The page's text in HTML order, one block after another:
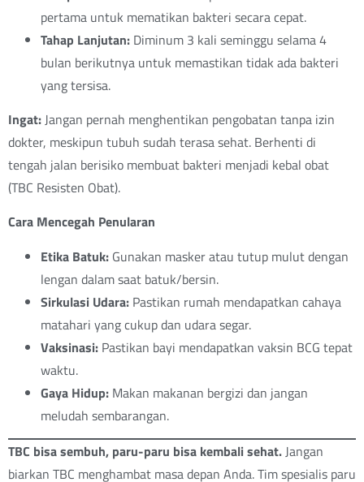
pertama untuk mematikan bakteri secara cepat.
Tahap Lanjutan: Diminum 3 kali seminggu selama 4
bulan berikutnya untuk memastikan tidak ada bakteri
yang tersisa.
Ingat:Jangan pernah menghentikan pengobatan tanpa izin
dokter, meskipun tubuh sudah terasa sehat. Berhenti di
tengah jalan berisiko membuat bakteri menjadi kebal obat
(TBC Resisten Obat).
Cara Mencegah Penularan
Etika Batuk: Gunakan masker atau tutup mulut dengan
lengan dalam saat batuk/bersin.
Sirkulasi Udara: Pastikan rumah mendapatkan cahaya
matahari yang cukup dan udara segar.
Vaksinasi: Pastikan bayi mendapatkan vaksin BCG tepat
waktu.
Gaya Hidup: Makan makanan bergizi dan jangan
meludah sembarangan.
TBC bisa sembuh, paru-paru bisa kembali sehat.Jangan
biarkan TBC menghambat masa depan Anda. Tim spesialis paru